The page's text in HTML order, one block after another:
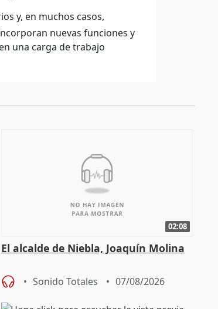
y, en muchos casos,
nuevas funciones y
una carga de trabajo
02:08
El alcalde de Niebla, Joaquín Molina
Sonido Totales 07/08/2026